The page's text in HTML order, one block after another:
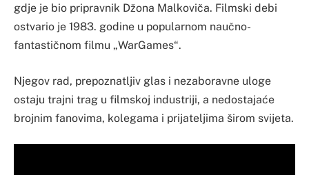
gdje je bio pripravnik Džona Malkoviča. Filmski debi
ostvario je 1983. godine u popularnom naučno-
fantastičnom filmu „WarGames“.
Njegov rad, prepoznatljiv glas i nezaboravne uloge
ostaju trajni trag u filmskoj industriji, a nedostajaće
brojnim fanovima, kolegama i prijateljima širom svijeta.